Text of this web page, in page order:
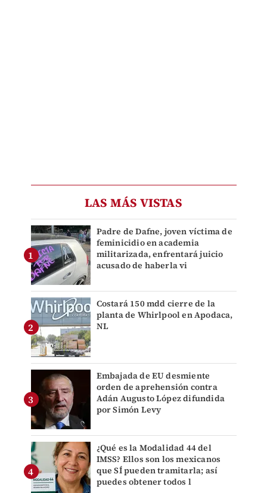
LAS MÁS VISTAS
Padre de Dafne, joven víctima de
feminicidio en academia
militarizada, enfrentará juicio
acusado de haberla vi
Costará 150 mdd cierre de la
planta de Whirlpool en Apodaca,
NL
Embajada de EU desmiente
orden de aprehensión contra
Adán Augusto López difundida
por Simón Levy
¿Qué es la Modalidad 44 del
IMSS? Ellos son los mexicanos
que SÍ pueden tramitarla; así
puedes obtener todos l